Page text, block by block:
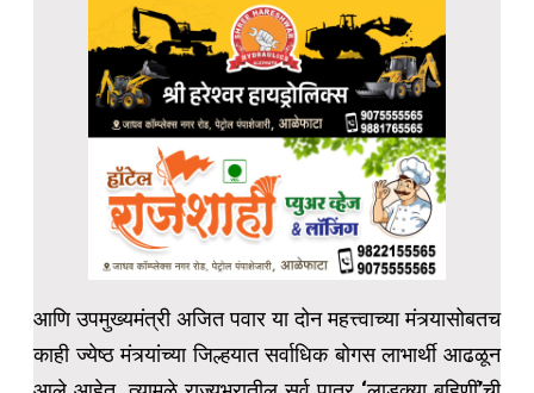
आणि उपमुख्यमंत्री अजित पवार या दोन महत्त्वाच्या मंत्र्यासोबतच
काही ज्येष्ठ मंत्र्यांच्या जिल्हयात सर्वाधिक बोगस लाभार्थी आढळून